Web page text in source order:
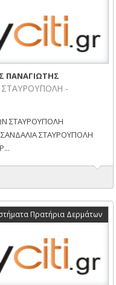
ΠΑΝΑΓΙΩΤΗΣ
ΣΤΑΥΡΟΥΠΟΛΗ -
ΣΤΑΥΡΟΥΠΟΛΗ
ΣΤΑΥΡΟΥΠΟΛΗ
Πρατήρια Δερμάτων